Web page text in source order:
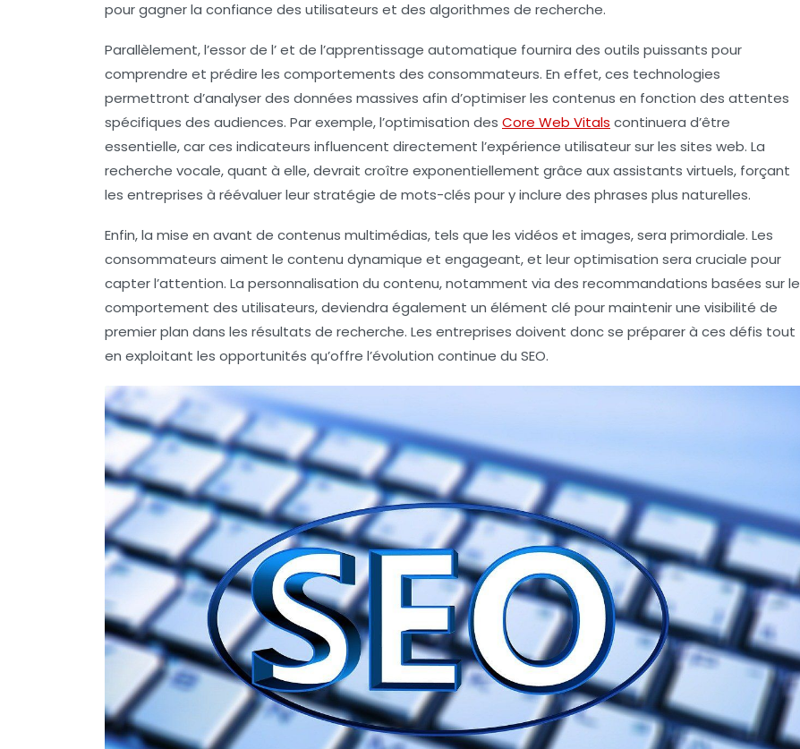
pour gagner la confiance des utilisateurs et des algorithmes de recherche.
Parallèlement, l’essor de l’et de l’apprentissage automatique fournira des outils puissants pour
comprendre et prédire les comportements des consommateurs. En effet, ces technologies
permettront d’analyser des données massives afin d’optimiser les contenus en fonction des attentes
spécifiques des audiences. Par exemple, l’optimisation des Core Web Vitals continuera d’être
essentielle, car ces indicateurs influencent directement l’expérience utilisateur sur les sites web. La
recherche vocale, quant à elle, devrait croître exponentiellement grâce aux assistants virtuels, forçant
les entreprises à réévaluer leur stratégie de mots-clés pour y inclure des phrases plus naturelles.
Enfin, la mise en avant de contenus multimédias, tels que les vidéos et images, sera primordiale. Les
consommateurs aiment le contenu dynamique et engageant, et leur optimisation sera cruciale pour
capter l’attention. La personnalisation du contenu, notamment via des recommandations basées sur le
comportement des utilisateurs, deviendra également un élément clé pour maintenir une visibilité de
premier plan dans les résultats de recherche. Les entreprises doivent donc se préparer à ces défis tout
en exploitant les opportunités qu’offre l’évolution continue du SEO.